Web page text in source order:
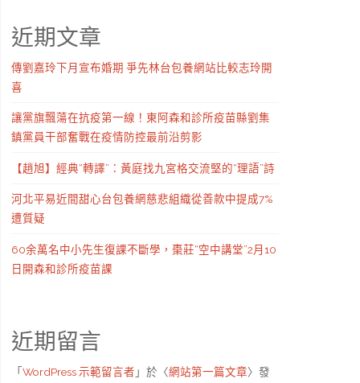
近期文章
傳劉嘉玲下月宣布婚期 爭先林台包養網站比較志玲開
喜
讓黨旗飄蕩在抗疫第一線！東阿森和診所疫苗縣劉集
鎮黨員干部奮戰在疫情防控最前沿剪影
【趙旭】經典“轉譯”：黃庭找九宮格交流堅的“理語”詩
河北平易近間甜心台包養網慈悲組織從善款中提成7%
遭質疑
60余萬名中小先生復課不斷學，棗莊“空中講堂”2月10
日開森和診所疫苗課
近期留言
「WordPress 示範留言者 」於〈網站第一篇文章〉發